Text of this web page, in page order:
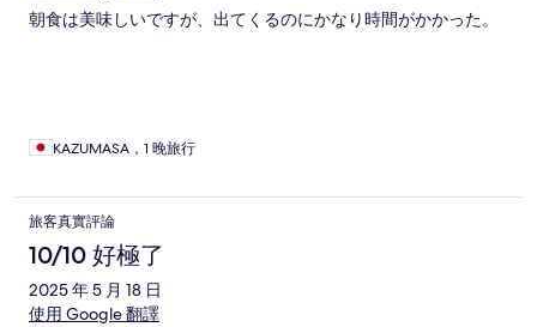
朝食は美味しいですが、出てくるのにかなり時間がかかった。
KAZUMASA，1 晚旅行
旅客真實評論
10/10 好極了
2025 年 5 月 18 日
使用 Google 翻譯